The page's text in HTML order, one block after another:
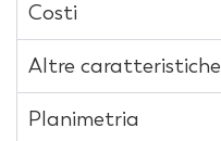
Costi
Altre caratteristiche
Planimetria